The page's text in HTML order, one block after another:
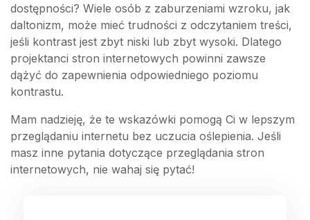
dostępności? Wiele osób z zaburzeniami wzroku, jak
daltonizm, może mieć trudności z odczytaniem treści,
jeśli kontrast jest zbyt niski lub zbyt wysoki. Dlatego
projektanci stron internetowych powinni zawsze
dążyć do zapewnienia odpowiedniego poziomu
kontrastu.
Mam nadzieję, że te wskazówki pomogą Ci w lepszym
przeglądaniu internetu bez uczucia oślepienia. Jeśli
masz inne pytania dotyczące przeglądania stron
internetowych, nie wahaj się pytać!